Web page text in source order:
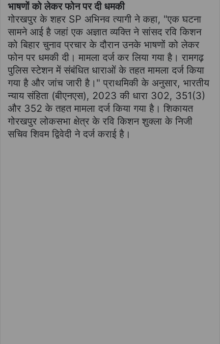
भाषणों को लेकर फोन पर दी धमकी
गोरखपुर के शहर SP अभिनव त्यागी ने कहा, "एक घटना
सामने आई है जहां एक अज्ञात व्यक्ति ने सांसद रवि किशन
को बिहार चुनाव प्रचार के दौरान उनके भाषणों को लेकर
फोन पर धमकी दी। मामला दर्ज कर लिया गया है। रामगढ़
पुलिस स्टेशन में संबंधित धाराओं के तहत मामला दर्ज किया
गया है और जांच जारी है।" प्राथमिकी के अनुसार, भारतीय
न्याय संहिता (बीएनएस), 2023 की धारा 302, 351(3)
और 352 के तहत मामला दर्ज किया गया है। शिकायत
गोरखपुर लोकसभा क्षेत्र के रवि किशन शुक्ला के निजी
सचिव शिवम द्विवेदी ने दर्ज कराई है।